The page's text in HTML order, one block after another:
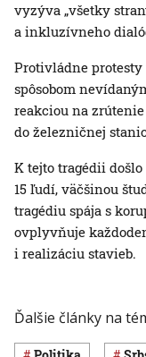
vyzýva „všetky
a inkluzívneho
Protivládne
spôsobom
reakciou na
do železničnej
K tejto tragédii
15 ľudí, väčšinou
tragédiu spája s
ovplyvňuje
i realizáciu stavieb.
Ďalšie články na